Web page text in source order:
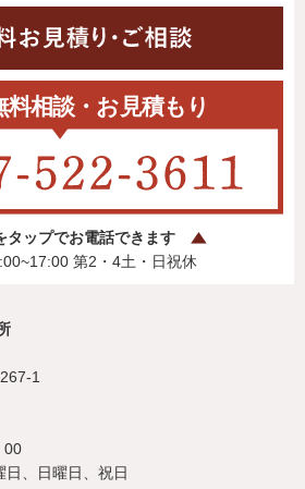
タップでお電話できます
第2・4土・日祝休
1
00
日、日曜日、祝日